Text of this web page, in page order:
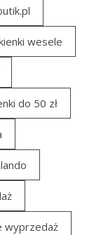
wesele
do 50 zł
wyprzedaż